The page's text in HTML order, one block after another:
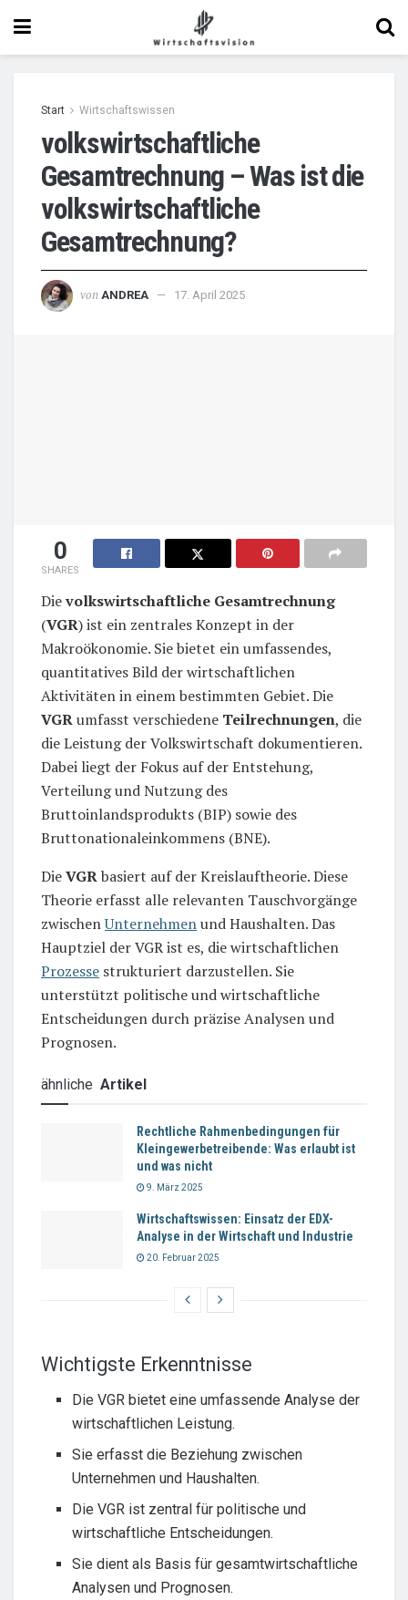
Start Wirtschaftswissen
volkswirtschaftliche
Gesamtrechnung – Was ist die
volkswirtschaftliche
Gesamtrechnung?
von ANDREA 17. April 2025
0
SHARES
Dievolkswirtschaftliche Gesamtrechnung
(VGR) ist ein zentrales Konzept in der
Makroökonomie. Sie bietet ein umfassendes,
quantitatives Bild der wirtschaftlichen
Aktivitäten in einem bestimmten Gebiet. Die
VGRumfasst verschiedene Teilrechnungen, die
die Leistung der Volkswirtschaft dokumentieren.
Dabei liegt der Fokus auf der Entstehung,
Verteilung und Nutzung des
Bruttoinlandsprodukts (BIP) sowie des
Bruttonationaleinkommens (BNE).
DieVGRbasiert auf der Kreislauftheorie. Diese
Theorie erfasst alle relevanten Tauschvorgänge
zwischenUnternehmenund Haushalten. Das
Hauptziel der VGR ist es, die wirtschaftlichen
Prozesse strukturiert darzustellen. Sie
unterstützt politische und wirtschaftliche
Entscheidungen durch präzise Analysen und
Prognosen.
ähnliche Artikel
Rechtliche Rahmenbedingungen für
Kleingewerbetreibende: Was erlaubt ist
und was nicht
9. März 2025
Wirtschaftswissen: Einsatz der EDX-
Analyse in der Wirtschaft und Industrie
20. Februar 2025
Wichtigste Erkenntnisse
Die VGR bietet eine umfassende Analyse der
wirtschaftlichen Leistung.
Sie erfasst die Beziehung zwischen
Unternehmen und Haushalten.
Die VGR ist zentral für politische und
wirtschaftliche Entscheidungen.
Sie dient als Basis für gesamtwirtschaftliche
Analysen und Prognosen.